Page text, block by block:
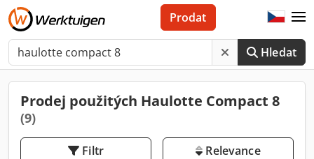
Hledat
Prodat
Prodej použitých Haulotte Compact 8
(9)
Filtr Relevance